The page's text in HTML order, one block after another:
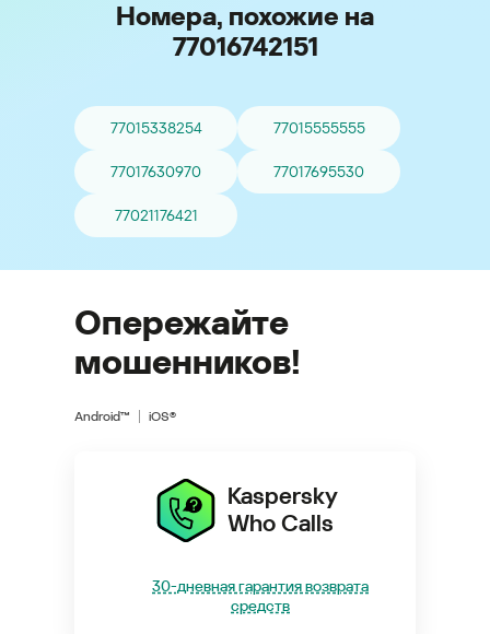
Номера, похожие на
77016742151
77015338254 77015555555
77017630970 77017695530
77021176421
Опережайте
мошенников!
Android™ iOS®
Kaspersky
Who Calls
30-дневная гарантия возврата
средств